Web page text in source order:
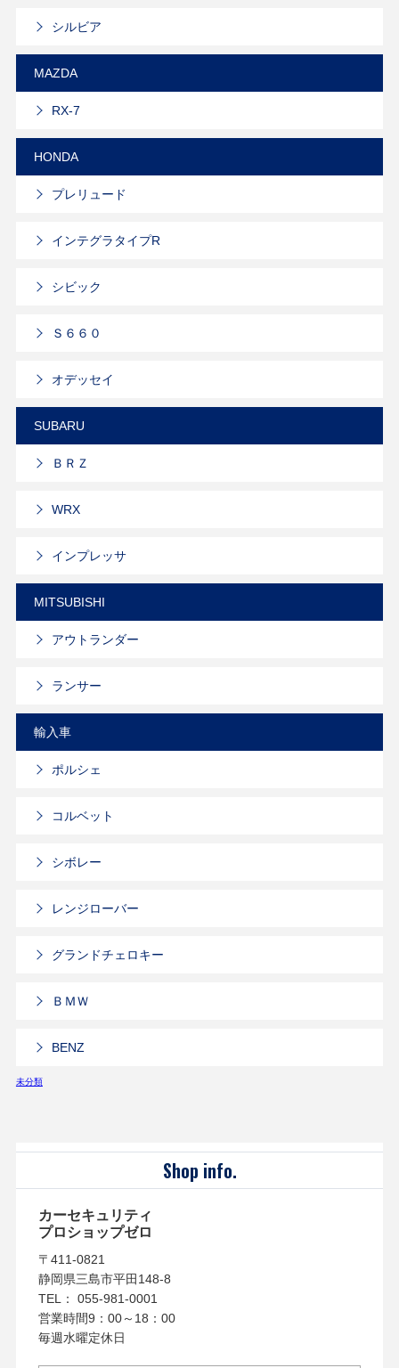
シルビア
MAZDA
RX-7
HONDA
プレリュード
インテグラタイプR
シビック
Ｓ６６０
オデッセイ
SUBARU
ＢＲＺ
WRX
インプレッサ
MITSUBISHI
アウトランダー
ランサー
輸入車
ポルシェ
コルベット
シボレー
レンジローバー
グランドチェロキー
ＢＭＷ
BENZ
未分類
Shop info.
カーセキュリティ
プロショップゼロ
〒411-0821
静岡県三島市平田148-8
TEL： 055-981-0001
営業時間9：00～18：00
毎週水曜定休日